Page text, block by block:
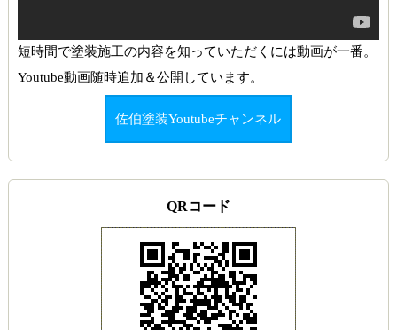
短時間で塗装施工の内容を知っていただくには動画が一番。
Youtube動画随時追加＆公開しています。
佐伯塗装Youtubeチャンネル
QRコード